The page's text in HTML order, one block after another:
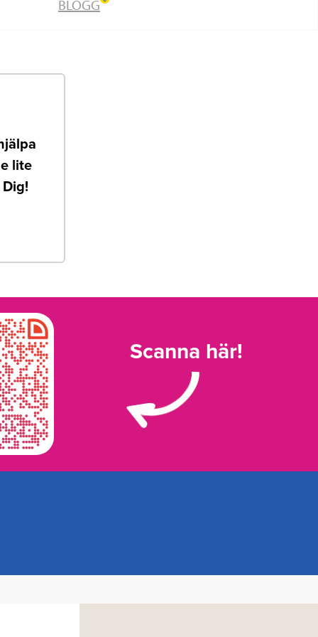
BLOGG
lite
Scanna här!